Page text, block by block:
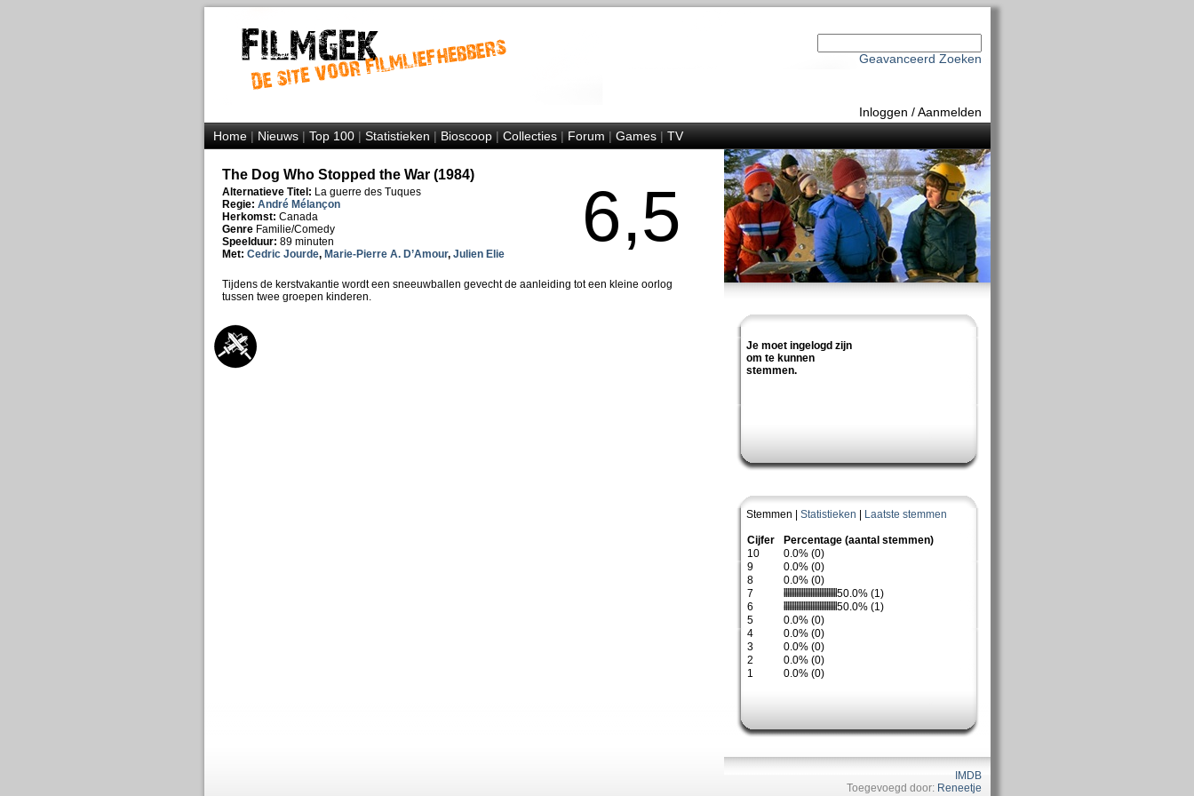
Geavanceerd Zoeken
Inloggen /Aanmelden
Home|Nieuws|Top 100|Statistieken|Bioscoop|Collecties|Forum|Games|TV
Je moet ingelogd zijn
om te kunnen
stemmen.
Stemmen | Statistieken Laatste stemmen
Cijfer
Percentage (aantal stemmen)
10
0.0% (0)
9
0.0% (0)
8
0.0% (0)
7
50.0% (1)
6
50.0% (1)
5
0.0% (0)
4
0.0% (0)
3
0.0% (0)
2
0.0% (0)
1
0.0% (0)
IMDB
Toegevoegd door: Reneetje
The Dog Who Stopped the War (1984)
Alternatieve Titel: La guerre des Tuques
Regie: André Mélançon
Herkomst: Canada
Genre Familie/Comedy
Speelduur: 89 minuten
Met: Cedric Jourde, Marie-Pierre A. D’Amour, Julien Elie 6,5
Tijdens de kerstvakantie wordt een sneeuwballen gevecht de aanleiding tot een kleine oorlog
tussen twee groepen kinderen.